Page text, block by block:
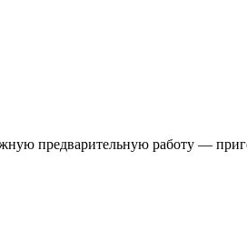
предварительную работу —